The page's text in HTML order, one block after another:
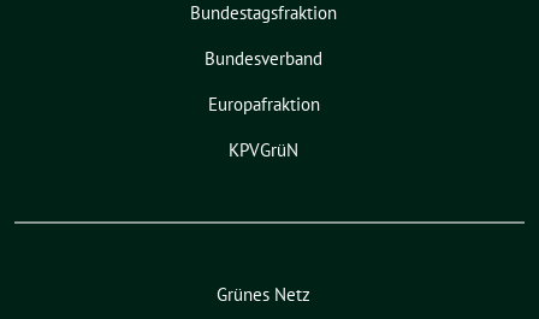
Bundestagsfraktion
Bundesverband
Europafraktion
KPVGrüN
Grünes Netz